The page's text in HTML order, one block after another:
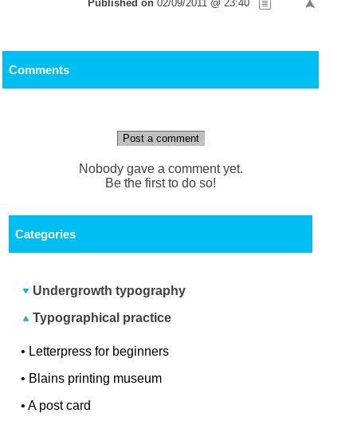
Published on 02/09/2011 @ 23:40
Comments
Post a comment
Nobody gave a comment yet.
Be the first to do so!
Categories
Undergrowth typography
Typographical practice
• Letterpress for beginners
• Blains printing museum
•A post card